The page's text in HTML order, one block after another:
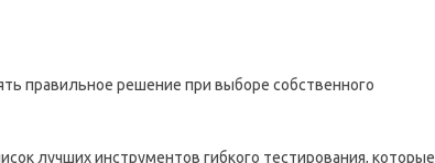
правильное решение при выборе собственного
лучших инструментов гибкого тестирования, которые